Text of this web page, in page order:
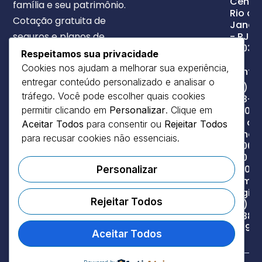
família e seu patrimônio.
Cotação gratuita de
seguros e planos de
saúde. Atendimento
humanizado em todo o
Brasil.
Rio de
- RJ,
20031-
(21)
2113-
1000 -
Rio de
0800
220
1020 -
(21)
1499
Respeitamos sua privacidade
Cookies nos ajudam a melhorar sua experiência,
entregar conteúdo personalizado e analisar o
tráfego. Você pode escolher quais cookies
permitir clicando em Personalizar. Clique em
Aceitar Todos para consentir ou Rejeitar Todos
para recusar cookies não essenciais.
Personalizar
Rejeitar Todos
Aceitar Todos